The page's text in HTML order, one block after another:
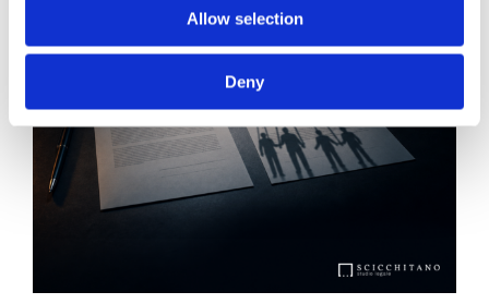
Allow selection
Deny